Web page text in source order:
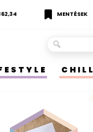
MENTÉSEK
CHILL